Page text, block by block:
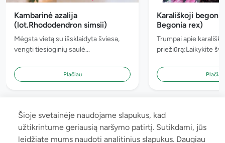
Kambarinė azalija
(lot.Rhododendron simsii)
Mėgsta vietą su išsklaidyta šviesa,
vengti tiesioginių saulė...
Plačiau
Karališkoji
Begonia rex)
Trumpai apie
priežiūrą:Laikykite
Plačiau
Šioje svetainėje naudojame slapukus, kad
užtikrintume geriausią naršymo patirtį. Sutikdami, jūs
leidžiate mums naudoti analitinius slapukus. Daugiau